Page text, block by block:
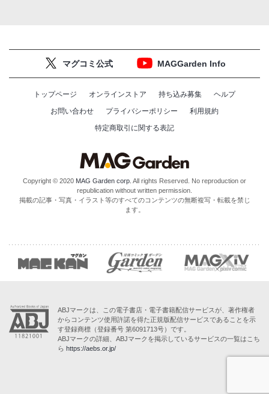
マグコミ公式 MAGGarden Info
トップページ オンラインストア 持ち込み募集
ヘルプ
お問い合わせ
プライバシーポリシー
利用規約
特定商取引に関する表記
Copyright © 2020 MAG Garden corp. All rights Reserved. No reproduction or
republication without written permission.
掲載の記事・写真・イラスト等のすべてのコンテンツの無断複写・転載を禁じ
ます。
ABJマークは、この電子書店・電子書籍配信サービスが、著作権者
からコンテンツ使用許諾を得た正規版配信サービスであることを示
す登録商標（登録番号 第6091713号）です。
ABJマークの詳細、ABJマークを掲示しているサービスの一覧はこち
ら https://aebs.or.jp/